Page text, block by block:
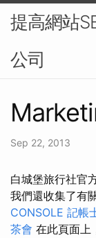
提高網站
公司
Sep 22, 2013
白城堡旅行社官
我們還收集了有
CONSOLE 記帳
茶會 在此頁面上